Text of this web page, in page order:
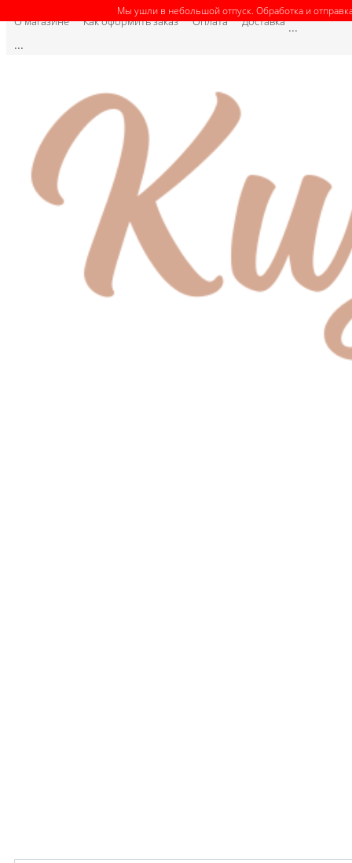
О магазине Как оформить заказ Оплата Доставка ...
...
Мы ушли в небольшой отпуск. Обработка и